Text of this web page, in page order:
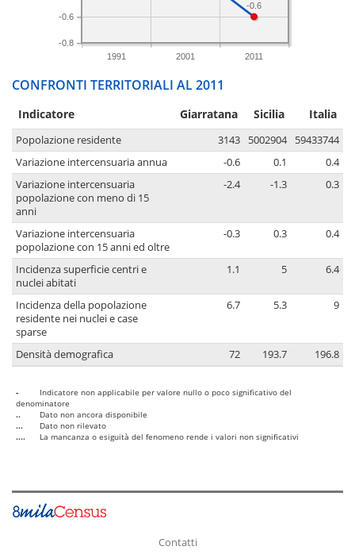
1991 2001 2011
-0.8
-0.6
-0.6
CONFRONTI TERRITORIALI AL 2011
Indicatore Giarratana Sicilia Italia
Popolazione residente 3143 5002904
59433744
Variazione intercensuaria annua
-0.6 0.1
0.4
Variazione intercensuaria
popolazione con meno di 15
anni
-2.4 -1.3 0.3
Variazione intercensuaria
popolazione con 15 anni ed oltre
-0.3 0.3 0.4
Incidenza superficie centri e
nuclei abitati
1.1 5 6.4
Incidenza della popolazione
residente nei nuclei e case
sparse
6.7 5.3 9
Densità demografica 72 193.7 196.8
-
Indicatore non applicabile per valore nullo o poco significativo del
denominatore
..
Dato non ancora disponibile
...
Dato non rilevato
....
La mancanza o esiguità del fenomeno rende i valori non significativi
Contatti